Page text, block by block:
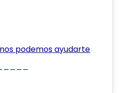
podemos ayudarte